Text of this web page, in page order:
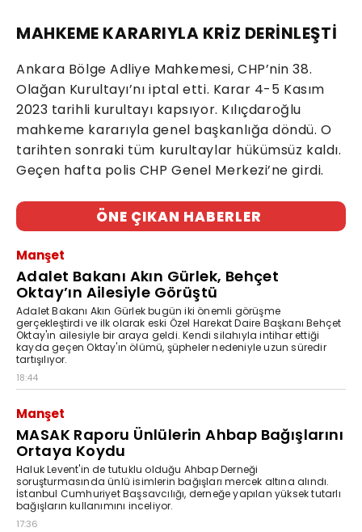
MAHKEME KARARIYLA KRİZ DERİNLEŞTİ
Ankara Bölge Adliye Mahkemesi, CHP’nin 38.
Olağan Kurultayı’nı iptal etti. Karar 4-5 Kasım
2023 tarihli kurultayı kapsıyor. Kılıçdaroğlu
mahkeme kararıyla genel başkanlığa döndü. O
tarihten sonraki tüm kurultaylar hükümsüz kaldı.
Geçen hafta polis CHP Genel Merkezi’ne girdi.
ÖNE ÇIKAN HABERLER
Manşet
Adalet Bakanı Akın Gürlek, Behçet
Oktay’ın Ailesiyle Görüştü
Adalet Bakanı Akın Gürlek bugün iki önemli görüşme
gerçekleştirdi ve ilk olarak eski Özel Harekat Daire Başkanı Behçet
Oktay'ın ailesiyle bir araya geldi. Kendi silahıyla intihar ettiği
kayda geçen Oktay'ın ölümü, şüpheler nedeniyle uzun süredir
tartışılıyor.
18:44
Manşet
MASAK Raporu Ünlülerin Ahbap Bağışlarını
Ortaya Koydu
Haluk Levent'in de tutuklu olduğu Ahbap Derneği
soruşturmasında ünlü isimlerin bağışları mercek altına alındı.
İstanbul Cumhuriyet Başsavcılığı, derneğe yapılan yüksek tutarlı
bağışların kullanımını inceliyor.
17:36